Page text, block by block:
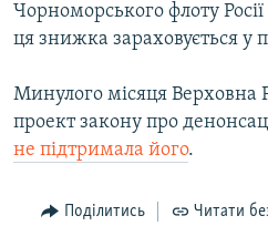
Чорноморського флоту
ця знижка зараховується у
Минулого місяця Верховна
проект закону про
не підтримала його.
Поділитись Читати